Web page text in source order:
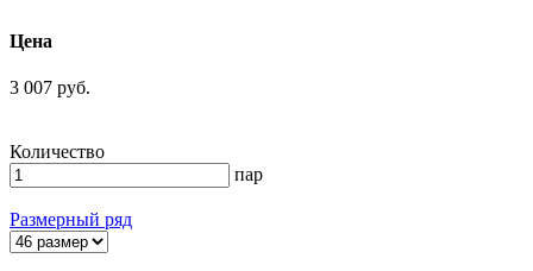
Цена
3 007 руб.
Количество
пар
Размерный ряд